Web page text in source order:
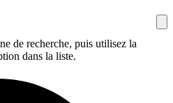
de recherche, puis utilisez la
dans la liste.